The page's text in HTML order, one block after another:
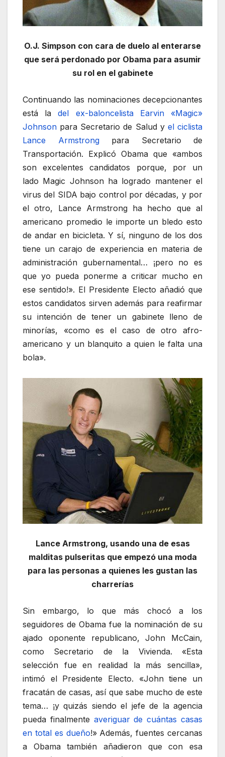
O.J. Simpson con cara de duelo al enterarse
que será perdonado por Obama para asumir
su rol en el gabinete
Continuando las nominaciones decepcionantes
está ladel ex-baloncelista Earvin «Magic»
Johnson para Secretario de Salud y el ciclista
Lance Armstrongpara Secretario de
Transportación. Explicó Obama que «ambos
son excelentes candidatos porque, por un
lado Magic Johnson ha logrado mantener el
virus del SIDA bajo control por décadas, y por
el otro, Lance Armstrong ha hecho que al
americano promedio le importe un bledo esto
de andar en bicicleta. Y sí, ninguno de los dos
tiene un carajo de experiencia en materia de
administración gubernamental… ¡pero no es
que yo pueda ponerme a criticar mucho en
ese sentido!». El Presidente Electo añadió que
estos candidatos sirven además para reafirmar
su intención de tener un gabinete lleno de
minorías, «como es el caso de otro afro-
americano y un blanquito a quien le falta una
bola».
Lance Armstrong, usando una de esas
malditas pulseritas que empezó una moda
para las personas a quienes les gustan las
charrerías
Sin embargo, lo que más chocó a los
seguidores de Obama fue la nominación de su
ajado oponente republicano, John McCain,
como Secretario de la Vivienda. «Esta
selección fue en realidad la más sencilla»,
intimó el Presidente Electo. «John tiene un
fracatán de casas, así que sabe mucho de este
tema… ¡y quizás siendo el jefe de la agencia
pueda finalmente averiguar de cuántas casas
en total es dueño!» Además, fuentes cercanas
a Obama también añadieron que con esa